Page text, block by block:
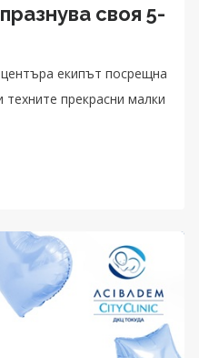
своя 5-
екипът посрещна
прекрасни малки